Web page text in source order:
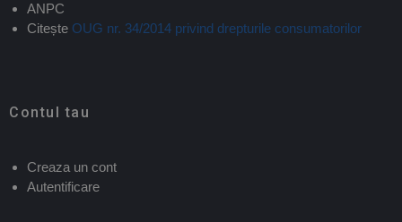
ANPC
Citește OUG nr. 34/2014 privind drepturile consumatorilor
Contul tau
Creaza un cont
Autentificare